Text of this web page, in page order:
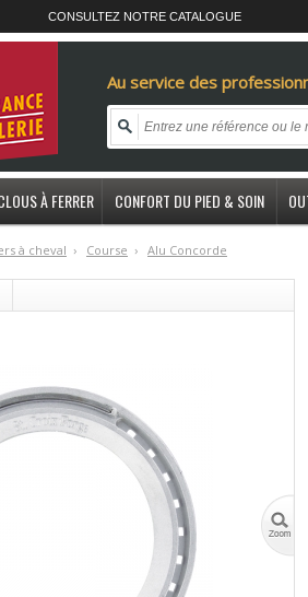
CONSULTEZ NOTRE CATALOGUE
Au service des
À FERRER CONFORT DU PIED & SOIN
à cheval › Course › Alu Concorde